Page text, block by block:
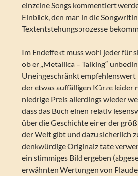
einzelne Songs kommentiert
Einblick, den man in die
Textentstehungsprozesse
Im Endeffekt muss wohl jeder für
ob er „Metallica – Talking“
Uneingeschränkt empfehlenswert
der etwas auffälligen Kürze leider
niedrige Preis allerdings wieder
dass das Buch einen relativ
über die Geschichte einer der
der Welt gibt und dazu sicherlich
denkwürdige Originalzitate
ein stimmiges Bild ergeben
erwähnten Wertungen von